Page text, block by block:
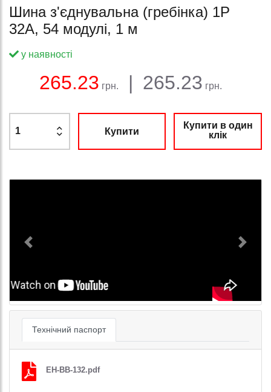
Шина з'єднувальна (гребінка) 1P
32A, 54 модулі, 1 м
Баланс:
у наявності
265.23 грн. | 265.23 грн.
Купити
Купити в один
клік
Previous Next
Технічний паспорт
EH-BB-132.pdf